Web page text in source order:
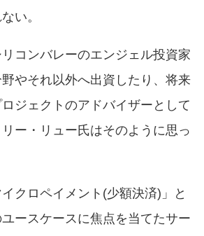
い。
コンバレーのエンジェル投資家
やそれ以外へ出資したり、将来
ジェクトのアドバイザーとして
ー・リュー氏はそのように思っ
クロペイメント(少額決済)」と
ースケースに焦点を当てたサー